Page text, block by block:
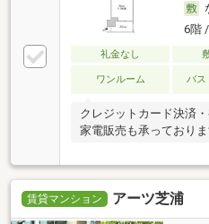
6階
礼金なし
ワンルーム バス
クレジットカード決済
家電販売も承っており
賃貸マンション アーツ芝浦